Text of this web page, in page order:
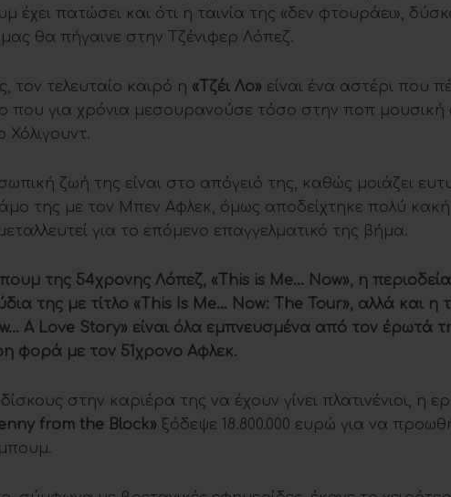
έχει πατώσει και ότι η ταινία της «δεν φτουράει»,
θα πήγαινε στην Τζένιφερ Λόπεζ.
τον τελευταίο καιρό η «Τζέι Λο» είναι ένα αστέρι που
που για χρόνια μεσουρανούσε τόσο στην ποπ μουσική
Χόλιγουντ.
ζωή της είναι στο απόγειό της, καθώς μοιάζει
της με τον Μπεν Αφλεκ, όμως αποδείχτηκε πολύ κακή
για το επόμενο επαγγελματικό της βήμα.
της 54χρονης Λόπεζ, «This is Me… Now», η
της με τίτλο «This Is Me… Now: The Tour», αλλά και η
A Love Story» είναι όλα εμπνευσμένα από τον έρωτά
φορά με τον 51χρονο Αφλεκ.
στην καριέρα της να έχουν γίνει πλατινένιοι, η
from the Block» ξόδεψε 18.800.000 ευρώ για να